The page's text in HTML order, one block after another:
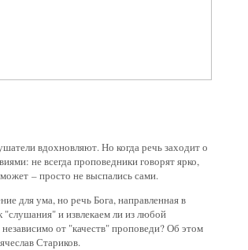
вдохновляют. Но когда речь заходит о
не всегда проповедники говорят ярко,
– просто не выспались сами.
для ума, но речь Бога, направленная в
и извлекаем ли из любой
от "качеств" проповеди? Об этом
Стариков.